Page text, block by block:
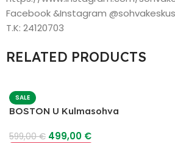
Facebook &Instagram @sohvakeskus
T.K: 24120703
RELATED PRODUCTS
SALE
BOSTON U Kulmasohva
599,00€ 499,00 €